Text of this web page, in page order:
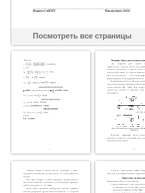
Посмотреть все страницы